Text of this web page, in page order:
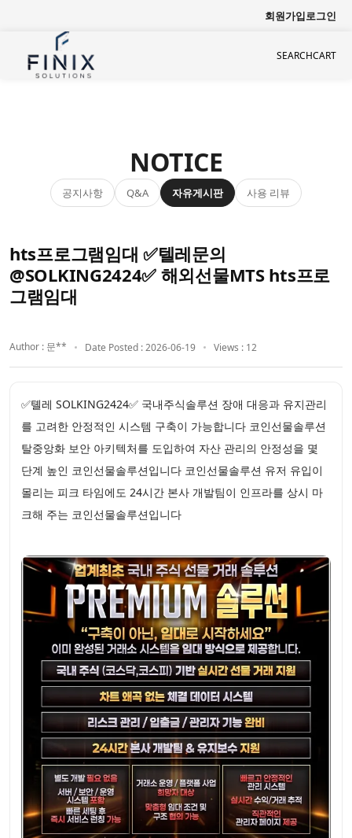
회원가입로그인
SEARCHCART
NOTICE
공지사항 Q&A 자유게시판 사용 리뷰
hts프로그램임대 ✅텔레문의
@SOLKING2424✅ 해외선물MTS hts프로
그램임대
Author : 문** Date Posted : 2026-06-19 Views : 12
✅톌레 SOLKING2424✅ 국내주식솔루션 장애 대응과 유지관리
를 고려한 안정적인 시스템 구축이 가능합니다 코인선물솔루션
탈중앙화 보안 아키텍처를 도입하여 자산 관리의 안정성을 몇
단계 높인 코인선물솔루션입니다 코인선물솔루션 유저 유입이
몰리는 피크 타임에도 24시간 본사 개발팀이 인프라를 상시 마
크해 주는 코인선물솔루션입니다